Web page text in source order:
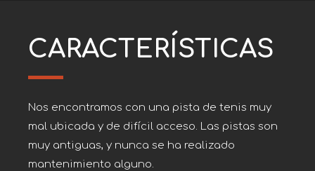
CARACTERÍSTICAS
Nos encontramos con una pista de tenis muy
mal ubicada y de difícil acceso. Las pistas son
muy antiguas, y nunca se ha realizado
mantenimiento alguno.